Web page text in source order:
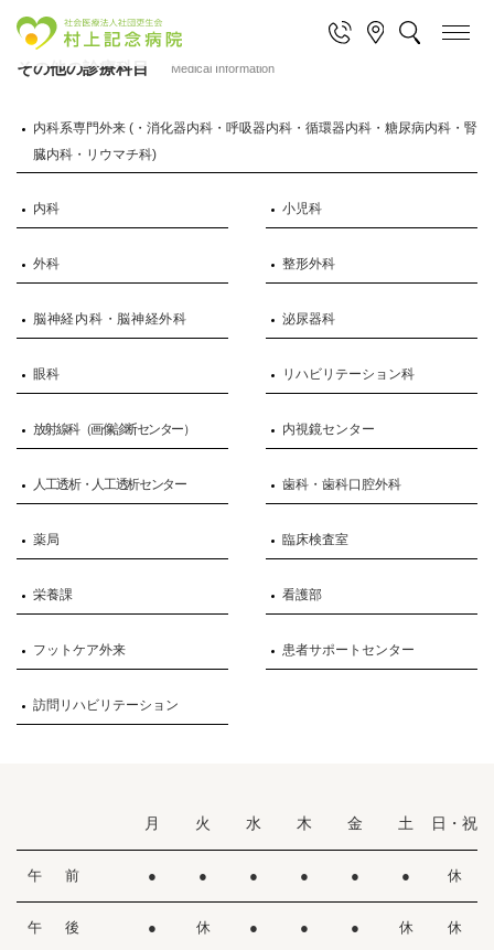
その他の診療科目 Medical Information
内科系専門外来 (・消化器内科・呼吸器内科・循環器内科・糖尿病内科・腎
臓内科・リウマチ科)
内科 小児科
外科 整形外科
脳神経内科・脳神経外科 泌尿器科
眼科 リハビリテーション科
放射線科（画像診断センター） 内視鏡センター
人工透析・人工透析センター 歯科・歯科口腔外科
薬局 臨床検査室
栄養課 看護部
フットケア外来 患者サポートセンター
訪問リハビリテーション
月 火 水 木 金 土 日・祝
午 前 ● ● ● ● ● ● 休
午 後 ● 休 ● ● ● 休 休